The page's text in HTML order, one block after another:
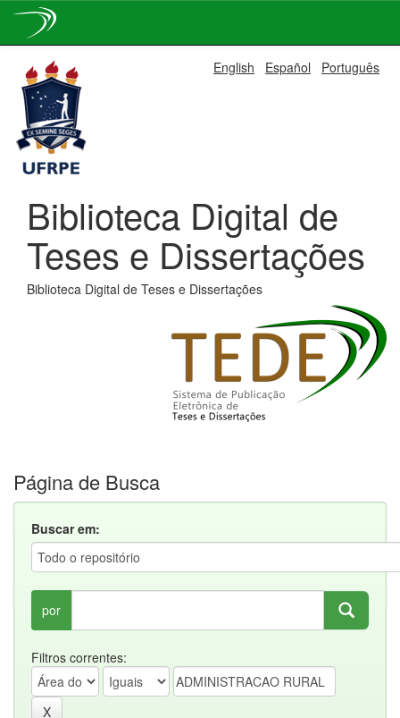
navigation
English Español Português
Biblioteca Digital de
Teses e Dissertações
Biblioteca Digital de Teses e Dissertações
Página de Busca
Buscar em:
por
Filtros correntes: